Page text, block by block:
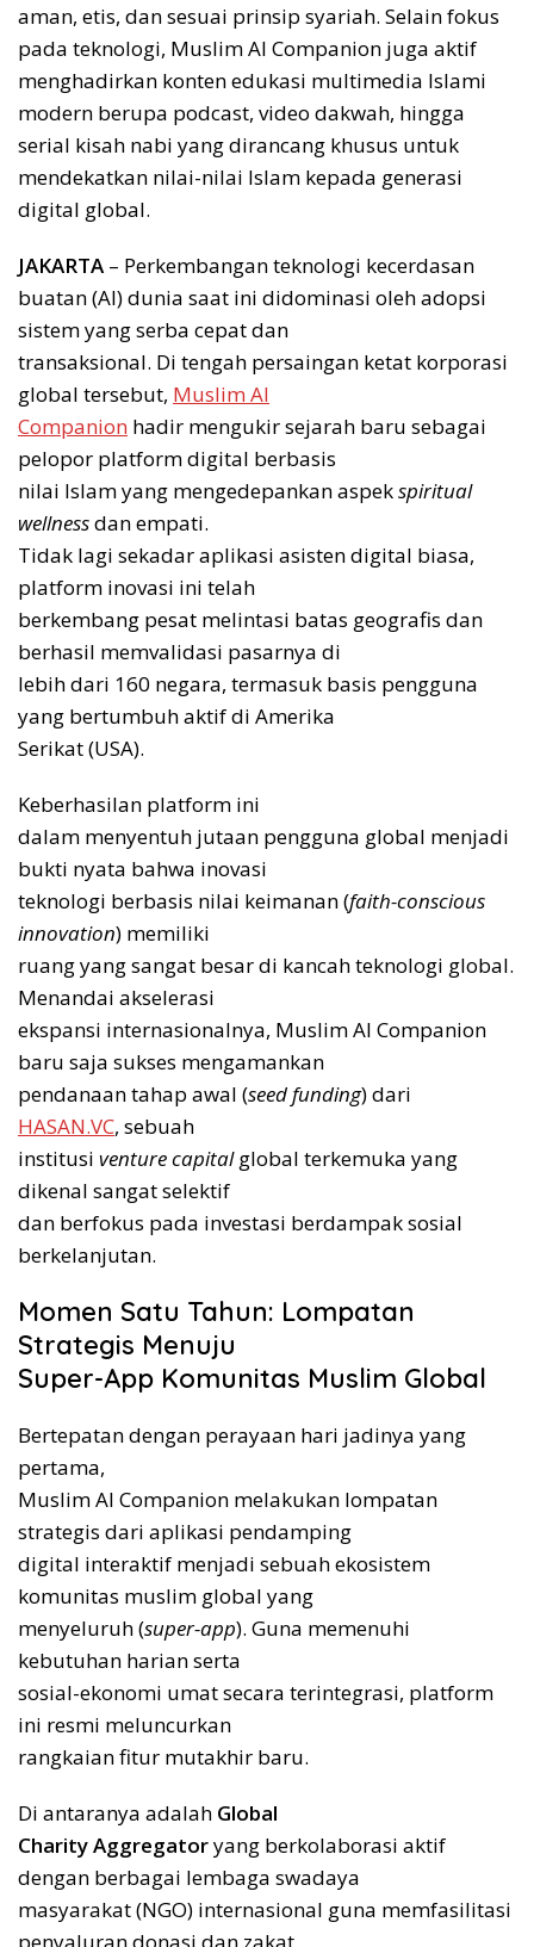
aman, etis, dan sesuai prinsip syariah. Selain fokus
pada teknologi, Muslim AI Companion juga aktif
menghadirkan konten edukasi multimedia Islami
modern berupa podcast, video dakwah, hingga
serial kisah nabi yang dirancang khusus untuk
mendekatkan nilai-nilai Islam kepada generasi
digital global.
JAKARTA – Perkembangan teknologi kecerdasan
buatan (AI) dunia saat ini didominasi oleh adopsi
sistem yang serba cepat dan
transaksional. Di tengah persaingan ketat korporasi
global tersebut, Muslim AI
Companion hadir mengukir sejarah baru sebagai
pelopor platform digital berbasis
nilai Islam yang mengedepankan aspekspiritual
wellnessdan empati.
Tidak lagi sekadar aplikasi asisten digital biasa,
platform inovasi ini telah
berkembang pesat melintasi batas geografis dan
berhasil memvalidasi pasarnya di
lebih dari 160 negara, termasuk basis pengguna
yang bertumbuh aktif di Amerika
Serikat (USA).
Keberhasilan platform ini
dalam menyentuh jutaan pengguna global menjadi
bukti nyata bahwa inovasi
teknologi berbasis nilai keimanan (faith-conscious
innovation) memiliki
ruang yang sangat besar di kancah teknologi global.
Menandai akselerasi
ekspansi internasionalnya, Muslim AI Companion
baru saja sukses mengamankan
pendanaan tahap awal (seed funding) dari
HASAN.VC, sebuah
institusi venture capitalglobal terkemuka yang
dikenal sangat selektif
dan berfokus pada investasi berdampak sosial
berkelanjutan.
Momen Satu Tahun: Lompatan
Strategis Menuju
Super-App Komunitas Muslim Global
Bertepatan dengan perayaan hari jadinya yang
pertama,
Muslim AI Companion melakukan lompatan
strategis dari aplikasi pendamping
digital interaktif menjadi sebuah ekosistem
komunitas muslim global yang
menyeluruh (super-app). Guna memenuhi
kebutuhan harian serta
sosial-ekonomi umat secara terintegrasi, platform
ini resmi meluncurkan
rangkaian fitur mutakhir baru.
Di antaranya adalah Global
Charity Aggregatoryang berkolaborasi aktif
dengan berbagai lembaga swadaya
masyarakat (NGO) internasional guna memfasilitasi
penyaluran donasi dan zakat